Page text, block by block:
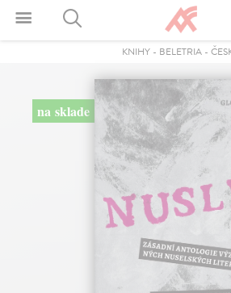
KNIHY - BELETRIA -
na sklade